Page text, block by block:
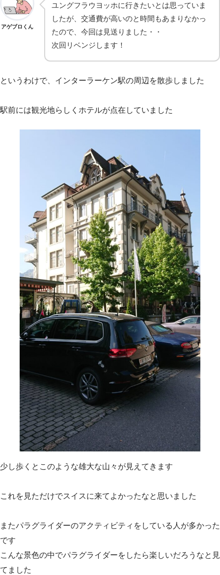
アゲブロくん
ユングフラウヨッホに行きたいとは思っていま
したが、交通費が高いのと時間もあまりなかっ
たので、今回は見送りました・・
次回リベンジします！
というわけで、インターラーケン駅の周辺を散歩しました
駅前には観光地らしくホテルが点在していました
少し歩くとこのような雄大な山々が見えてきます
これを見ただけでスイスに来てよかったなと思いました
またパラグライダーのアクティビティをしている人が多かった
です
こんな景色の中でパラグライダーをしたら楽しいだろうなと見
てました